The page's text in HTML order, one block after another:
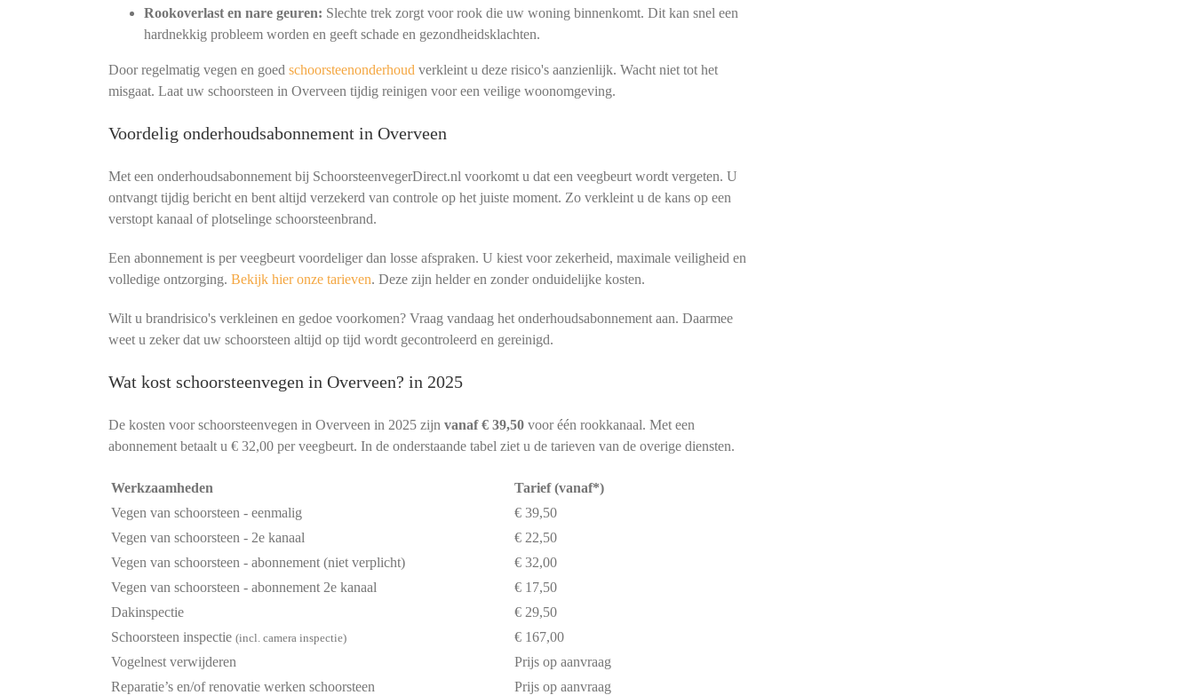
Rookoverlast en nare geuren: Slechte trek zorgt voor rook die uw woning binnenkomt. Dit kan snel een
hardnekkig probleem worden en geeft schade en gezondheidsklachten.
Door regelmatig vegen en goed schoorsteenonderhoud verkleint u deze risico's aanzienlijk. Wacht niet tot het
misgaat. Laat uw schoorsteen in Overveen tijdig reinigen voor een veilige woonomgeving.
Voordelig onderhoudsabonnement in Overveen
Met een onderhoudsabonnement bij SchoorsteenvegerDirect.nl voorkomt u dat een veegbeurt wordt vergeten. U
ontvangt tijdig bericht en bent altijd verzekerd van controle op het juiste moment. Zo verkleint u de kans op een
verstopt kanaal of plotselinge schoorsteenbrand.
Een abonnement is per veegbeurt voordeliger dan losse afspraken. U kiest voor zekerheid, maximale veiligheid en
volledige ontzorging. Bekijk hier onze tarieven. Deze zijn helder en zonder onduidelijke kosten.
Wilt u brandrisico's verkleinen en gedoe voorkomen? Vraag vandaag het onderhoudsabonnement aan. Daarmee
weet u zeker dat uw schoorsteen altijd op tijd wordt gecontroleerd en gereinigd.
Wat kost schoorsteenvegen in Overveen? in 2025
De kosten voor schoorsteenvegen in Overveen in 2025 zijn vanaf € 39,50voor één rookkanaal. Met een
abonnement betaalt u € 32,00 per veegbeurt. In de onderstaande tabel ziet u de tarieven van de overige diensten.
Werkzaamheden
Tarief (vanaf*)
Vegen van schoorsteen - eenmalig
€ 39,50
Vegen van schoorsteen - 2e kanaal
€ 22,50
Vegen van schoorsteen - abonnement (niet verplicht)
€ 32,00
Vegen van schoorsteen - abonnement 2e kanaal
€ 17,50
Dakinspectie
€ 29,50
Schoorsteen inspectie (incl. camera inspectie)
€ 167,00
Vogelnest verwijderen
Prijs op aanvraag
Reparatie’s en/of renovatie werken schoorsteen
Prijs op aanvraag